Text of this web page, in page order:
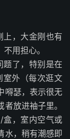
，大金刚也有
用担心。
了，特别是在
室外（每次逛文
嘚瑟，表示很无
放进袖子里。
盒，室内空气或
水，稍有潮感即